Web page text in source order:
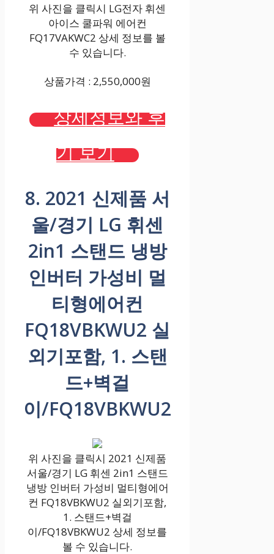
위 사진을 클릭시 LG전자 휘센
아이스 쿨파워 에어컨
FQ17VAKWC2 상세 정보를 볼
수 있습니다.
상품가격 : 2,550,000원
상세정보와 후
기 보기
8. 2021 신제품 서
울/경기 LG 휘센
2in1 스탠드 냉방
인버터 가성비 멀
티형에어컨
FQ18VBKWU2 실
외기포함, 1. 스탠
드+벽걸
이/FQ18VBKWU2
위 사진을 클릭시 2021 신제품
서울/경기 LG 휘센 2in1 스탠드
냉방 인버터 가성비 멀티형에어
컨 FQ18VBKWU2 실외기포함,
1. 스탠드+벽걸
이/FQ18VBKWU2 상세 정보를
볼 수 있습니다.